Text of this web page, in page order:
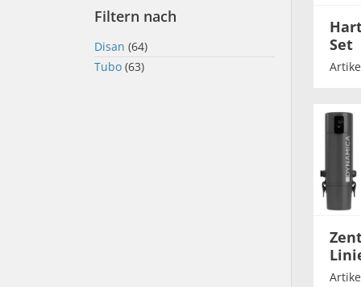
Set
Filtern nach
Disan (64)
Tubo (63)